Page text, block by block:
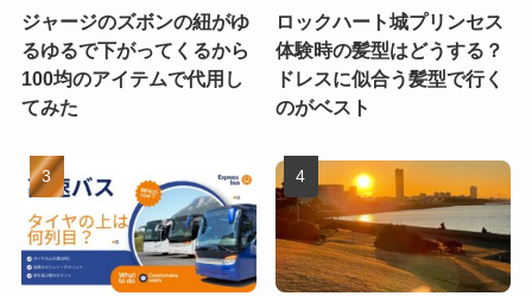
ジャージのズボンの紐がゆ
るゆるで下がってくるから
100均のアイテムで代用し
てみた
ロックハート城プリンセス
体験時の髪型はどうする？
ドレスに似合う髪型で行く
のがベスト